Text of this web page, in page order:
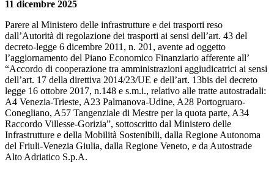
11 dicembre 2025
Parere al Ministero delle infrastrutture e dei trasporti reso
dall’Autorità di regolazione dei trasporti ai sensi dell’art. 43 del
decreto-legge 6 dicembre 2011, n. 201, avente ad oggetto
l’aggiornamento del Piano Economico Finanziario afferente all’
“Accordo di cooperazione tra amministrazioni aggiudicatrici ai sensi
dell’art. 17 della direttiva 2014/23/UE e dell’art. 13bis del decreto
legge 16 ottobre 2017, n.148 e s.m.i., relativo alle tratte autostradali:
A4 Venezia-Trieste, A23 Palmanova-Udine, A28 Portogruaro-
Conegliano, A57 Tangenziale di Mestre per la quota parte, A34
Raccordo Villesse-Gorizia”, sottoscritto dal Ministero delle
Infrastrutture e della Mobilità Sostenibili, dalla Regione Autonoma
del Friuli-Venezia Giulia, dalla Regione Veneto, e da Autostrade
Alto Adriatico S.p.A.